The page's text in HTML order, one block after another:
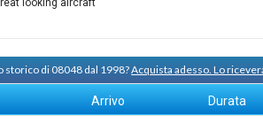
looking aircraft
storico di 08048 dal 1998?Acquista adesso. Lo
Arrivo Durata